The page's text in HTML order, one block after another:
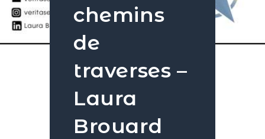
chemins
de
traverses –
Laura
Brouard